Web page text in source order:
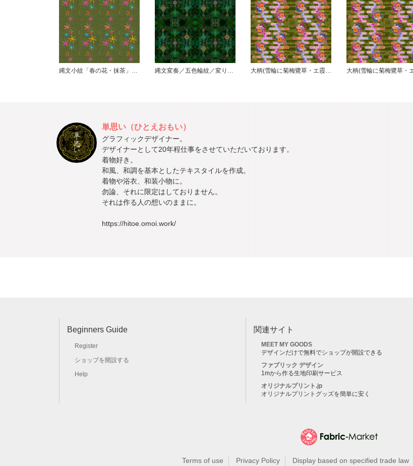
縄文小紋「春の花・抹茶」鯨尺 縄文変奏／五色輪紋／変り七変化／華／緑 大柄(雪輪に菊梅鷺草・エ霞に雲錦)七宝小紋地柄/鶯/B
単思い（ひとえおもい）
グラフィックデザイナー。
デザイナーとして20年程仕事をさせていただいております。
着物好き。
和風、和調を基本としたテキスタイルを作成。
着物や浴衣、和装小物に。
勿論、それに限定はしておりません。
それは作る人の想いのままに。
https://hitoe.omoi.work/
Beginners Guide
Register
ショップを開設する
Help
関連サイト
MEET MY GOODS
デザインだけで無料でショップが開設できる
ファブリック デザイン
1mから作る生地印刷サービス
オリジナルプリント.jp
オリジナルプリントグッズを簡単に安く
Terms of use Privacy Policy Display based on specified trade law